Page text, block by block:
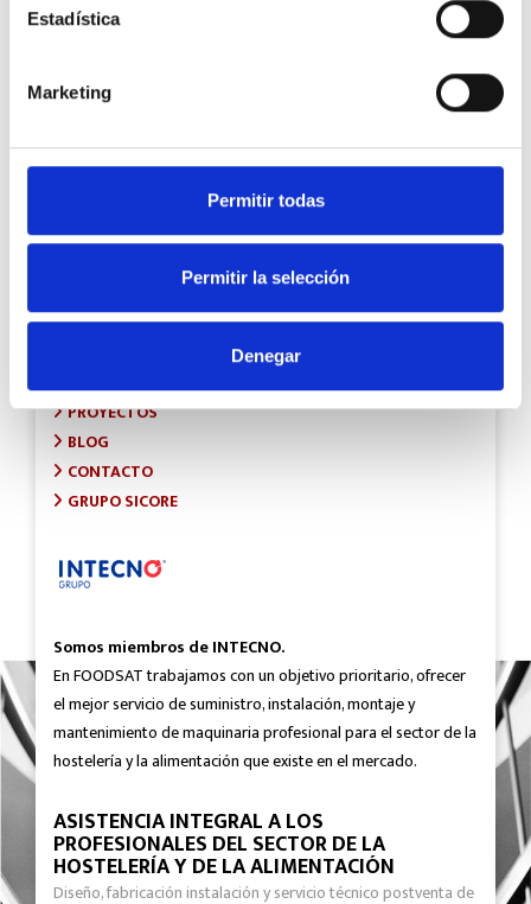
Estadística
Marketing
Permitir todas
Permitir la selección
Denegar
Soluciones en equipamiento
de Hostelería y frío industrial.
INICIO
PROYECTOS
BLOG
CONTACTO
GRUPO SICORE
Somos miembros de INTECNO.
En FOODSAT trabajamos con un objetivo prioritario, ofrecer
el mejor servicio de suministro, instalación, montaje y
mantenimiento de maquinaria profesional para el sector de la
hostelería y la alimentación que existe en el mercado.
ASISTENCIA INTEGRAL A LOS
PROFESIONALES DEL SECTOR DE LA
HOSTELERÍA Y DE LA ALIMENTACIÓN
Diseño, fabricación instalación y servicio técnico postventa de